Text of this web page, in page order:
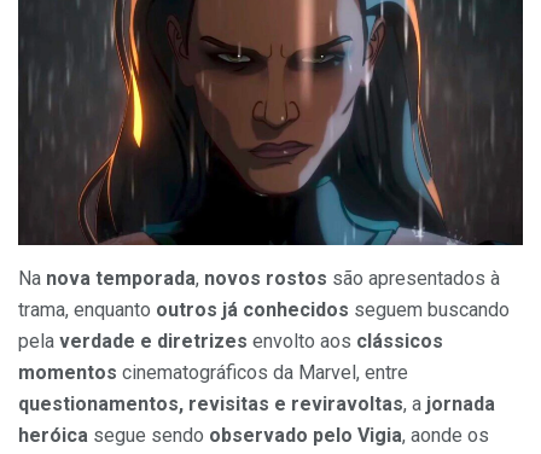
Na nova temporada, novos rostos são apresentados à
trama, enquanto outros já conhecidos seguem buscando
pela verdade e diretrizes envolto aos clássicos
momentos cinematográficos da Marvel, entre
questionamentos, revisitas e reviravoltas, a jornada
heróica segue sendo observado pelo Vigia, aonde os